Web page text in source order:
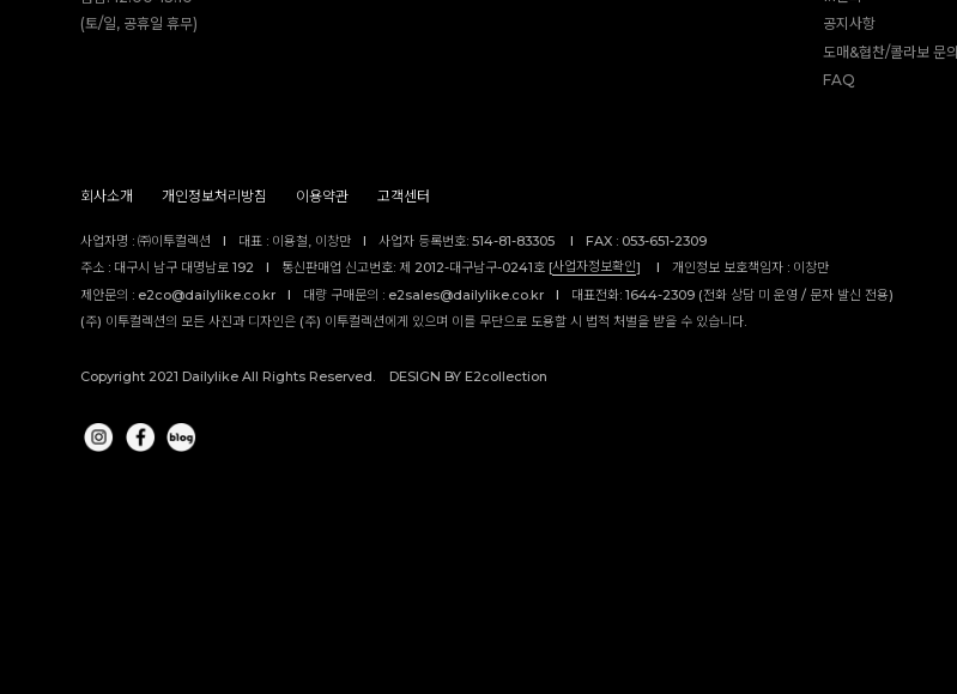
(토/일, 공휴일 휴무)
공지사항
도매&협찬/콜라보 문의
FAQ
회사소개 개인정보처리방침 이용약관 고객센터
사업자명 : ㈜이투컬렉션 I 대표 : 이용철, 이창만 I 사업자 등록번호: 514-81-83305 I
FAX : 053-651-2309
주소 : 대구시 남구 대명남로 192
I 통신판매업 신고번호: 제 2012-대구남구-0241호 [사업자정보확인] I
개인정보 보호책임자 : 이창만
제안문의 : e2co@dailylike.co.kr
I 대량 구매문의 : e2sales@dailylike.co.kr I
대표전화: 1644-2309 (전화 상담 미 운영 / 문자 발신 전용)
(주) 이투컬렉션의 모든 사진과 디자인은 (주) 이투컬렉션에게 있으며 이를 무단으로 도용할 시 법적 처벌을 받을 수 있습니다.
Copyright 2021 Dailylike All Rights Reserved. DESIGN BY E2collection